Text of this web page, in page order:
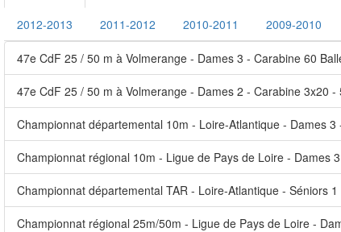
2012-2013 2011-2012 2010-2011 2009-2010
47e CdF 25 / 50 m à Volmerange - Dames 3 - Carabine 60
47e CdF 25 / 50 m à Volmerange - Dames 2 - Carabine 3x20 -
Championnat départemental 10m - Loire-Atlantique - Dames
Championnat régional 10m - Ligue de Pays de Loire - Dames
Championnat départemental TAR - Loire-Atlantique - Séniors
Championnat régional 25m/50m - Ligue de Pays de Loire -